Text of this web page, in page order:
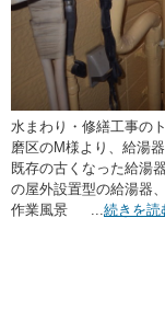
水まわり・修繕工事の
磨区のM様より、給湯
既存の古くなった給湯
の屋外設置型の給湯器
作業風景 ... 続きを読